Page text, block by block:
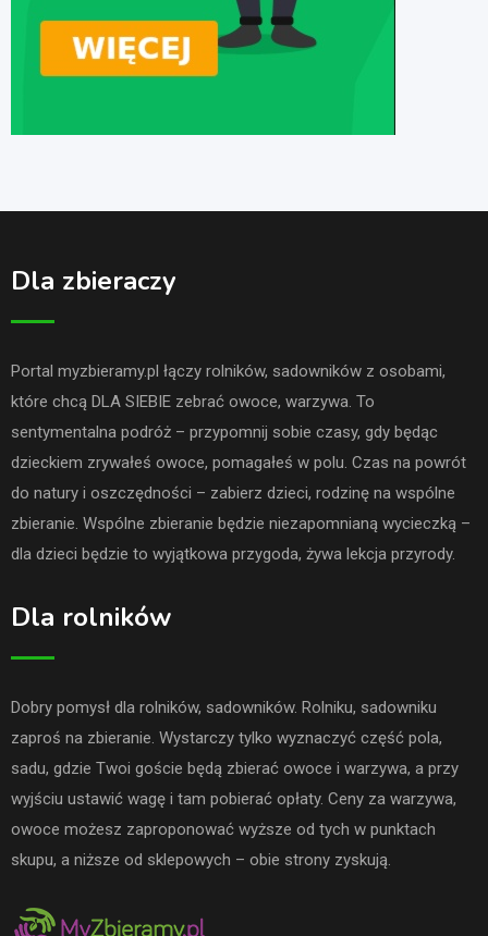
Dla zbieraczy
Portal myzbieramy.pl łączy rolników, sadowników z osobami,
które chcą DLA SIEBIE zebrać owoce, warzywa. To
sentymentalna podróż – przypomnij sobie czasy, gdy będąc
dzieckiem zrywałeś owoce, pomagałeś w polu. Czas na powrót
do natury i oszczędności – zabierz dzieci, rodzinę na wspólne
zbieranie. Wspólne zbieranie będzie niezapomnianą wycieczką –
dla dzieci będzie to wyjątkowa przygoda, żywa lekcja przyrody.
Dla rolników
Dobry pomysł dla rolników, sadowników. Rolniku, sadowniku
zaproś na zbieranie. Wystarczy tylko wyznaczyć część pola,
sadu, gdzie Twoi goście będą zbierać owoce i warzywa, a przy
wyjściu ustawić wagę i tam pobierać opłaty. Ceny za warzywa,
owoce możesz zaproponować wyższe od tych w punktach
skupu, a niższe od sklepowych – obie strony zyskują.